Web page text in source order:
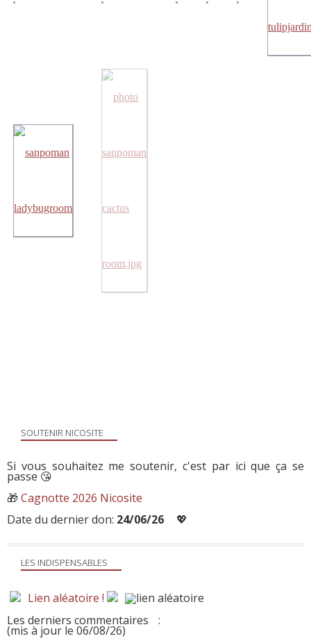
LES INDISPENSABLES
Lien aléatoire !
Les derniers commentaires
:
(mis à jour le 06/08/26)
SOUTENIR NICOSITE
Si vous souhaitez me soutenir, c'est par ici que ça se
passe 😘
🎁 Cagnotte 2026 Nicosite
Date du dernier don: 24/06/26 💖